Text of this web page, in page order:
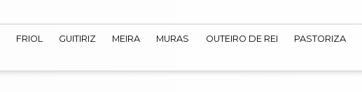
FRIOL GUITIRIZ MEIRA MURAS OUTEIRO DE REI PASTORIZA